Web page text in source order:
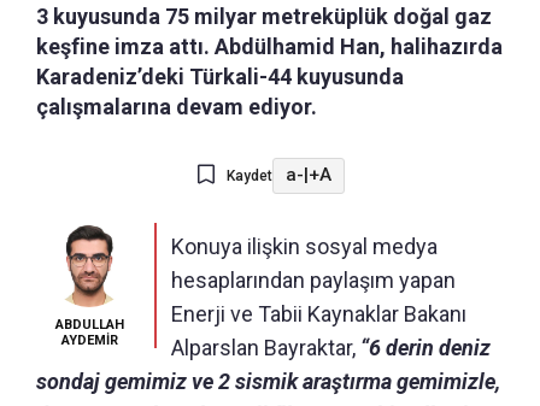
3 kuyusunda 75 milyar metreküplük doğal gaz
keşfine imza attı. Abdülhamid Han, halihazırda
Karadeniz’deki Türkali-44 kuyusunda
çalışmalarına devam ediyor.
Kaydet a-|+A
ABDULLAH
AYDEMİR
Konuya ilişkin sosyal medya
hesaplarından paylaşım yapan
Enerji ve Tabii Kaynaklar Bakanı
Alparslan Bayraktar, “6 derin deniz
sondaj gemimiz ve 2 sismik araştırma gemimizle,